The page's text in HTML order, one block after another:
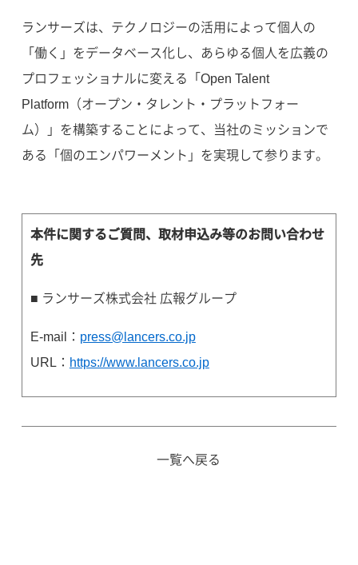
ランサーズは、テクノロジーの活用によって個人の
「働く」をデータベース化し、あらゆる個人を広義の
プロフェッショナルに変える「Open Talent
Platform（オープン・タレント・プラットフォー
ム）」を構築することによって、当社のミッションで
ある「個のエンパワーメント」を実現して参ります。
本件に関するご質問、取材申込み等のお問い合わせ
先
■ ランサーズ株式会社 広報グループ
E-mail： press@lancers.co.jp
URL： https://www.lancers.co.jp
一覧へ戻る